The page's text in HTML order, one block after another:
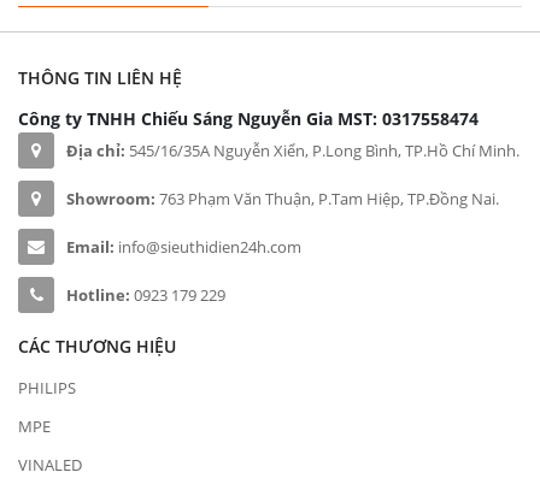
THÔNG TIN LIÊN HỆ
Công ty TNHH Chiếu Sáng Nguyễn Gia MST: 0317558474
Địa chỉ: 545/16/35A Nguyễn Xiển, P.Long Bình, TP.Hồ Chí Minh.
Showroom: 763 Phạm Văn Thuận, P.Tam Hiệp, TP.Đồng Nai.
Email: info@sieuthidien24h.com
Hotline: 0923 179 229
CÁC THƯƠNG HIỆU
PHILIPS
MPE
VINALED